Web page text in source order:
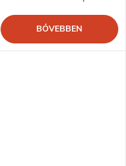
BŐVEBBEN